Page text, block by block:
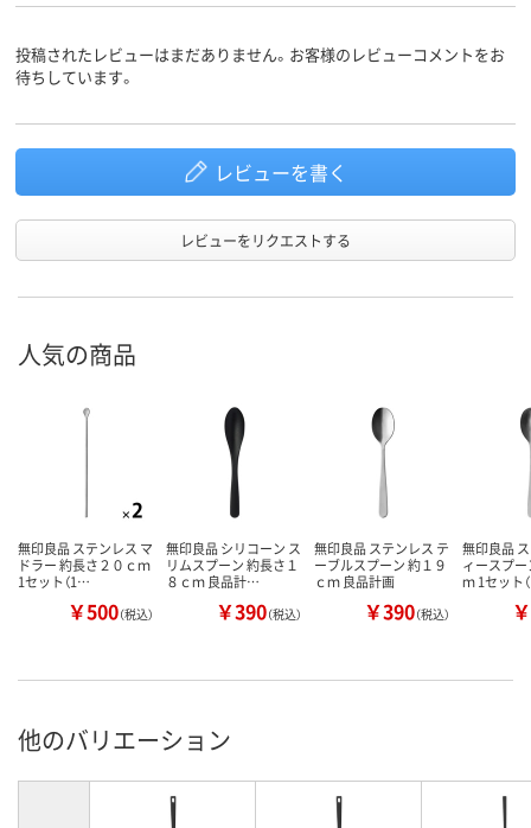
投稿されたレビューはまだありません。お客様のレビューコメントをお
待ちしています。
レビューを書く
レビューをリクエストする
人気の商品
無印良品 ステンレス マ
ドラー 約長さ２０ｃｍ
1セット（1…
￥500（税込）
無印良品 シリコーン ス
リムスプーン 約長さ１
８ｃｍ 良品計…
￥390（税込）
無印良品 ステンレス テ
ーブルスプーン 約１９
ｃｍ 良品計画
￥390（税込）
無印良品
ィースプ
ｍ 1セット
他のバリエーション